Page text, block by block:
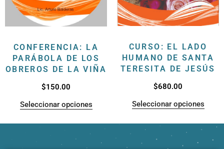
CONFERENCIA: LA
PARÁBOLA DE LOS
OBREROS DE LA VIÑA
$150.00
Seleccionar opciones
CURSO: EL LADO
HUMANO DE SANTA
TERESITA DE JESÚS
$680.00
Seleccionar opciones